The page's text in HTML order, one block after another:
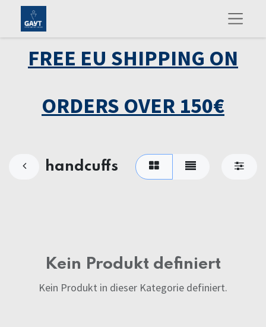
FREE EU SHIPPING ON
ORDERS OVER 150€
handcuffs
Kein Produkt definiert
Kein Produkt in dieser Kategorie definiert.